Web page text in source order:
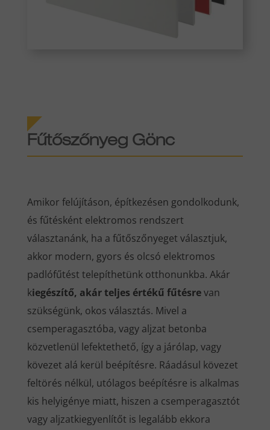
Fűtőszőnyeg Gönc
Amikor felújításon, építkezésen gondolkodunk,
és fűtésként elektromos rendszert
választanánk, ha a fűtőszőnyeget választjuk,
akkor modern, gyors és olcsó elektromos
padlófűtést telepíthetünk otthonunkba. Akár
kiegészítő, akár teljes értékű fűtésrevan
szükségünk, okos választás. Mivel a
csemperagasztóba, vagy aljzat betonba
közvetlenül lefektethető, így a járólap, vagy
kövezet alá kerül beépítésre. Ráadásul kövezet
feltörés nélkül, utólagos beépítésre is alkalmas
kis helyigénye miatt, hiszen a csemperagasztót
vagy aljzatkiegyenlítőt is legalább ekkora